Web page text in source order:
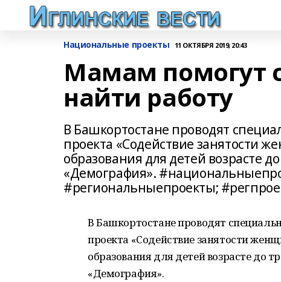
Национальные проекты 11 ОКТЯБРЯ 2019, 20:43
Мамам помогут
найти работу
В Башкортостане проводят
проекта «Содействие занятости
образования для детей возрасте
«Демография».
#региональныепроекты;
В Башкортостане проводят
проекта «Содействие занятости
образования для детей возрасте до
«Демография».